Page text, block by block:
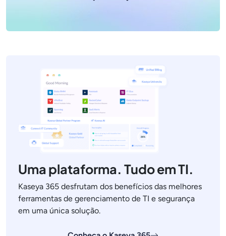
Uma plataforma. Tudo em TI.
Kaseya 365 desfrutam dos benefícios das melhores
ferramentas de gerenciamento de TI e segurança
em uma única solução.